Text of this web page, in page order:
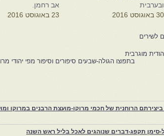
ובערבית
30 באוגוסט 2016
אב רחמן.
23 באוגוסט 2016
לשירים
מוגרבית
בתפוצו הגולה-שבעים סיפורים וסיפור מפי יהודי
הרוחנית של חכמי מרוקו-מועצת הרבנים במרוקו
סימן תקפג-דברים שנוהגים לאכל בליל ראש השנה